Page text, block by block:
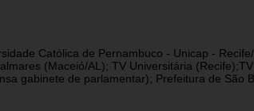
Católica de Pernambuco - Unicap -
(Maceió/AL); TV Universitária
gabinete de parlamentar); Prefeitura de